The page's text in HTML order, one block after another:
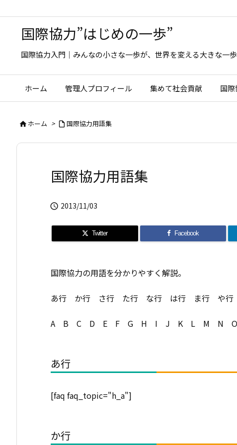
国際協力”はじめの一歩”
国際協力入門｜みんなの小さな一歩が、世界を変える大きな一歩
ホーム 管理人プロフィール 集めて社会貢献 国
ホーム >  国際協力用語集
国際協力用語集
 2013/11/03
Twitter Facebook
国際協力の用語を分かりやすく解説。
あ行 か行 さ行 た行 な行 は行 ま行 や
A B C D E F G H I J K L M N
あ行
[faq faq_topic="h_a"]
か行